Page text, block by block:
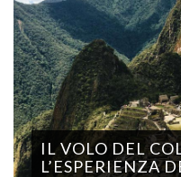
IL VOLO DEL
L’ESPERIENZA